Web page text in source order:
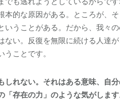
的な原因がある。ところが、
うことがある。だから、我々
い。反復を無限に続ける人達
ことです。
れない。それはある意味、自
存在の力」のような気がしま